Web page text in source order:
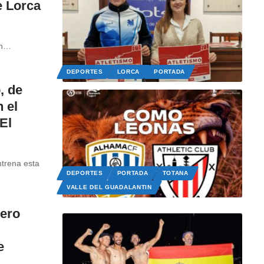
DEPORTES LORCA PORTADA
Lorca
DEPORTES PORTADA TOTANA
VALLE DEL GUADALANTIN
de
el
esta